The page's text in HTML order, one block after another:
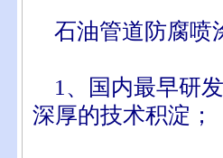
石油管道防腐喷
1、国内最早研
深厚的技术积淀；